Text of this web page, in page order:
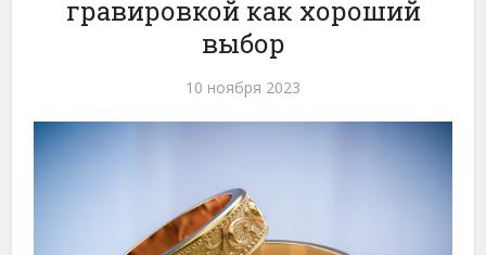
гравировкой как хороший
выбор
10 ноября 2023